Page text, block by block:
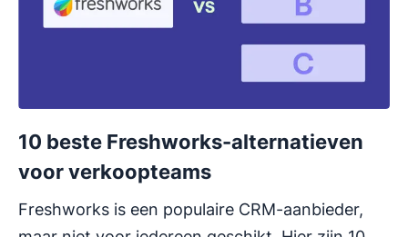
10 beste Freshworks-alternatieven
voor verkoopteams
Freshworks is een populaire CRM-aanbieder,